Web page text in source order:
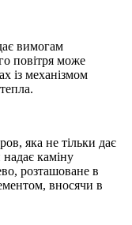
вимогам
повітря може
із механізмом
яка не тільки дає
каміну
розташоване в
вносячи в